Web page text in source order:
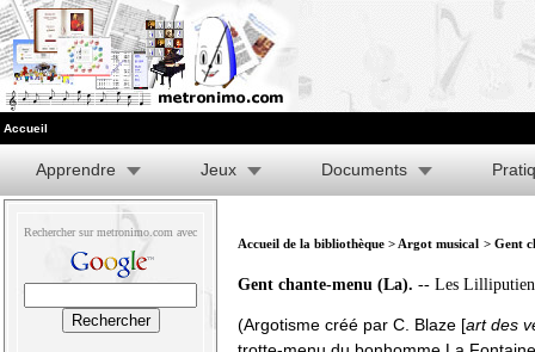
Accueil
Apprendre Jeux Documents
Rechercher sur metronimo.com avec
Accueil de la bibliothèque > Argot musical > Gent
Gent chante-menu (La). -- Les
(Argotisme créé par C. Blaze [art des